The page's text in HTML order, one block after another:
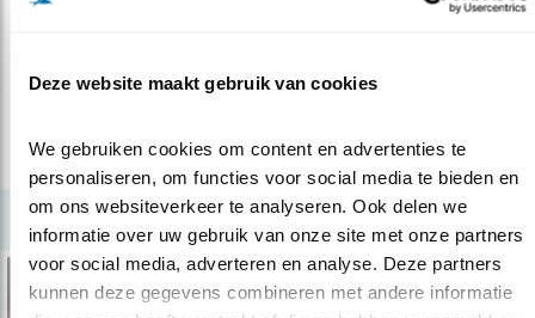
Deze website maakt gebruik van cookies
We gebruiken cookies om content en advertenties te
personaliseren, om functies voor social media te bieden en
om ons websiteverkeer te analyseren. Ook delen we
informatie over uw gebruik van onze site met onze partners
voor social media, adverteren en analyse. Deze partners
kunnen deze gegevens combineren met andere informatie
lees meer